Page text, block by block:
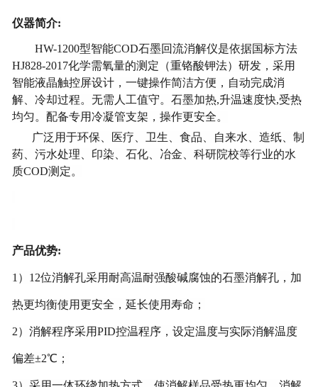
仪器简介:
HW-1200型智能COD石墨回流消解仪是依据国标方法
HJ828-2017化学需氧量的测定（重铬酸钾法）研发，采用
智能液晶触控屏设计，一键操作简洁方便，自动完成消
解、冷却过程。无需人工值守。石墨加热,升温速度快,受热
均匀。配备专用冷凝管支架，操作更安全。
广泛用于环保、医疗、卫生、食品、自来水、造纸、制
药、污水处理、印染、石化、冶金、科研院校等行业的水
质COD测定。
产品优势:
1）12位消解孔采用耐高温耐强酸碱腐蚀的石墨消解孔，加
热更均衡使用更安全，延长使用寿命；
2）消解程序采用PID控温程序，设定温度与实际消解温度
偏差±2℃；